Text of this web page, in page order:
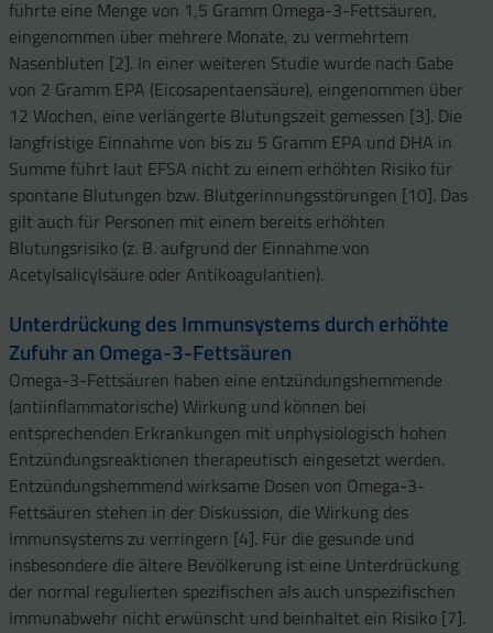
führte eine Menge von 1,5 Gramm Omega-3-Fettsäuren,
eingenommen über mehrere Monate, zu vermehrtem
Nasenbluten [2]. In einer weiteren Studie wurde nach Gabe
von 2 Gramm EPA (Eicosapentaensäure), eingenommen über
12 Wochen, eine verlängerte Blutungszeit gemessen [3]. Die
langfristige Einnahme von bis zu 5 Gramm EPA und DHA in
Summe führt laut EFSA nicht zu einem erhöhten Risiko für
spontane Blutungen bzw. Blutgerinnungsstörungen [10]. Das
gilt auch für Personen mit einem bereits erhöhten
Blutungsrisiko (z. B. aufgrund der Einnahme von
Acetylsalicylsäure oder Antikoagulantien).
Unterdrückung des Immunsystems durch erhöhte
Zufuhr an Omega-3-Fettsäuren
Omega-3-Fettsäuren haben eine entzündungshemmende
(antiinflammatorische) Wirkung und können bei
entsprechenden Erkrankungen mit unphysiologisch hohen
Entzündungsreaktionen therapeutisch eingesetzt werden.
Entzündungshemmend wirksame Dosen von Omega-3-
Fettsäuren stehen in der Diskussion, die Wirkung des
Immunsystems zu verringern [4]. Für die gesunde und
insbesondere die ältere Bevölkerung ist eine Unterdrückung
der normal regulierten spezifischen als auch unspezifischen
Immunabwehr nicht erwünscht und beinhaltet ein Risiko [7].